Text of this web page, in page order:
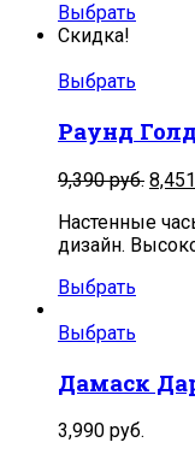
Выбрать
Скидка!
Выбрать
Раунд
9,390руб.
9,390
8,451
Настенные
дизайн.
Выбрать
Выбрать
Дамаск
3,990 руб.